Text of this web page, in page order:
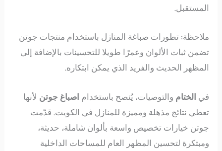
المستقبل.
ملاحظة: تطورات صباغة المنازل باستخدام منتجات جوتن
تضمن ثبات الألوان وعمرًا طويلا للتحسينات بالإضافة إلى
المظهر الحديث والفريد الذي يمكن ابتكاره.
في الختام والتوصيات، يُنصح باستخدام اصباغ جوتن لأنها
تعطي نتائج مذهلة ومميزة للمنازل في الكويت. قدّمت
جوتن خيارات تخصيص واسعة بألوان شاملة، حديثة،
ومبتكرة لتحسين المظهر العام للمساحات الداخلية